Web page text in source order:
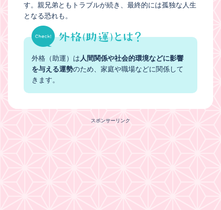
す。親兄弟ともトラブルが続き、最終的には孤独な人生
となる恐れも。
外格（助運）は 人間関係や社会的環境などに影響
を与える運勢のため、家庭や職場などに関係して
きます。
スポンサーリンク